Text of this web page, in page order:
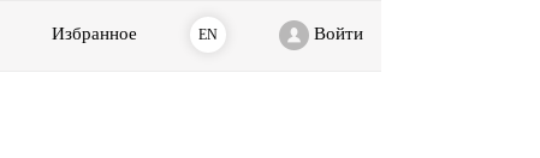
Избранное EN Войти